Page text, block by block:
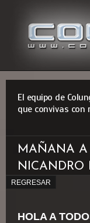
El equipo de
que convivas con
MAÑANA A
NICANDRO
REGRESAR
HOLA A